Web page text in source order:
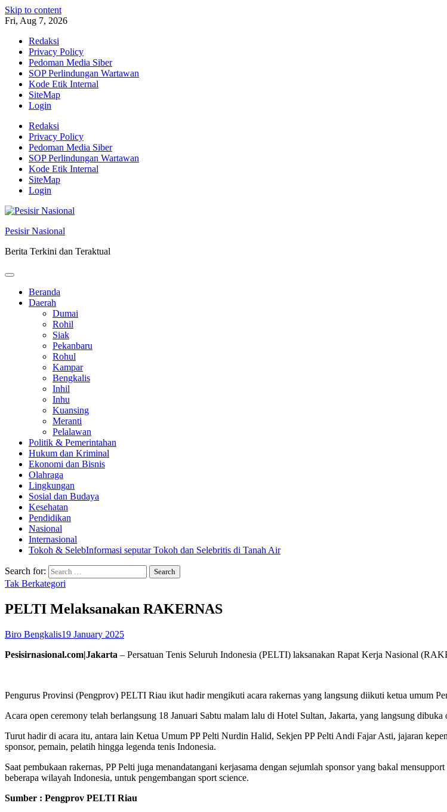
Skip to content
Fri, Aug 7, 2026
Redaksi
Privacy Policy
Pedoman Media Siber
SOP Perlindungan Wartawan
Kode Etik Internal
SiteMap
Login
Redaksi
Privacy Policy
Pedoman Media Siber
SOP Perlindungan Wartawan
Kode Etik Internal
SiteMap
Login
Pesisir Nasional
Berita Terkini dan Teraktual
Beranda
Daerah
Dumai
Rohil
Siak
Pekanbaru
Rohul
Kampar
Bengkalis
Inhil
Inhu
Kuansing
Meranti
Pelalawan
Politik & Pemerintahan
Hukum dan Kriminal
Ekonomi dan Bisnis
Olahraga
Lingkungan
Sosial dan Budaya
Kesehatan
Pendidikan
Nasional
Internasional
Tokoh & SelebInformasi seputar Tokoh dan Selebritis di Tanah Air
Search for:
Tak Berkategori
PELTI Melaksanakan RAKERNAS
Biro Bengkalis19 January 2025
Pesisirnasional.com|Jakarta – Persatuan Tenis Seluruh Indonesia (PELTI) laksanakan Rapat Kerja Nasional
Pengurus Provinsi (Pengprov) PELTI Riau ikut hadir mengikuti acara rakernas yang langsung diikuti ketua umum
Acara open ceremony telah berlangsung 18 Januari Sabtu malam lalu di Hotel Sultan, Jakarta, yang langsung
Turut hadir di acara itu, antara lain Ketua Umum PP Pelti Nurdin Halid, Sekjen PP Pelti Andi Fajar Asti, jajaran
sponsor, pemain, pelatih hingga legenda tenis Indonesia.
Saat pembukaan rakernas, PP Pelti juga menandatangani kerjasama dengan sejumlah sponsor yang bakal
beberapa wilayah Indonesia, untuk pengembangan sport science.
Sumber : Pengprov PELTI Riau